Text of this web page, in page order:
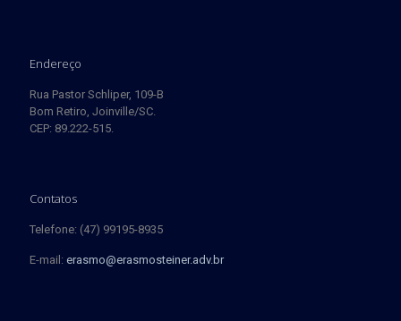
Endereço
Rua Pastor Schliper, 109-B
Bom Retiro, Joinville/SC.
CEP: 89.222-515.
Contatos
Telefone: (47) 99195-8935
E-mail: erasmo@erasmosteiner.adv.br